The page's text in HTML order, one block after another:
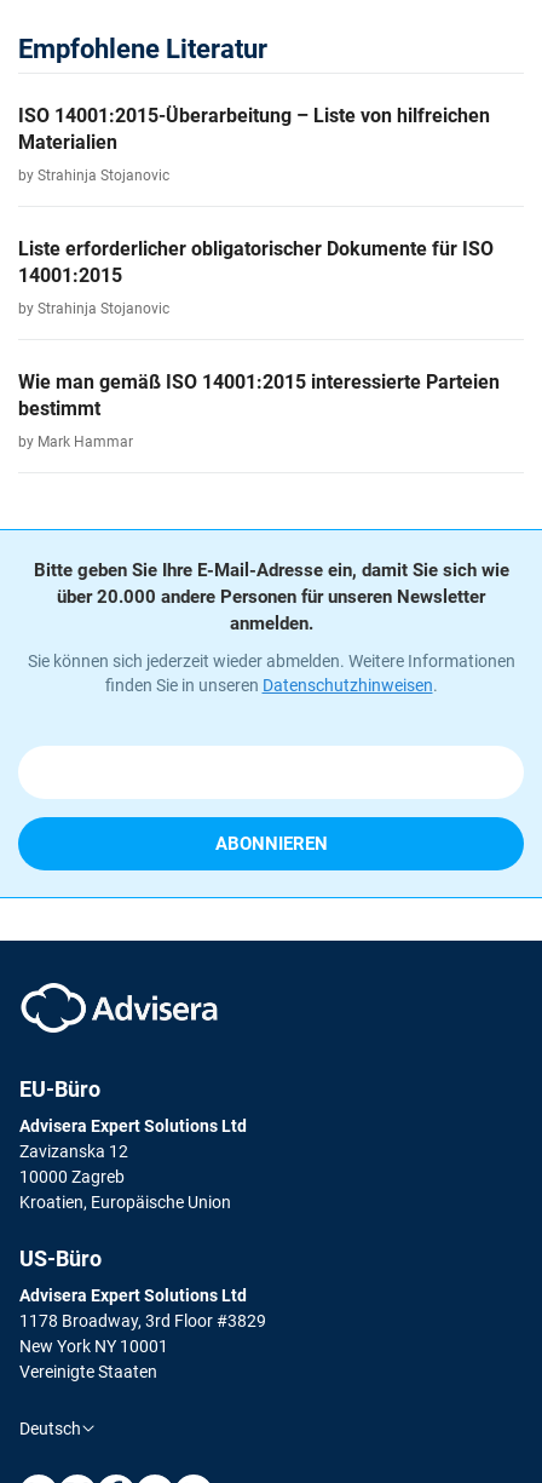
Empfohlene Literatur
ISO 14001:2015-Überarbeitung – Liste von hilfreichen
Materialien
by Strahinja Stojanovic
Liste erforderlicher obligatorischer Dokumente für ISO
14001:2015
by Strahinja Stojanovic
Wie man gemäß ISO 14001:2015 interessierte Parteien
bestimmt
by Mark Hammar
Bitte geben Sie Ihre E-Mail-Adresse ein, damit Sie sich wie
über 20.000 andere Personen für unseren Newsletter
anmelden.
Sie können sich jederzeit wieder abmelden. Weitere Informationen
finden Sie in unseren Datenschutzhinweisen.
EU-Büro
Advisera Expert Solutions Ltd
Zavizanska 12
10000 Zagreb
Kroatien, Europäische Union
US-Büro
Advisera Expert Solutions Ltd
1178 Broadway, 3rd Floor #3829
New York NY 10001
Vereinigte Staaten
Deutsch